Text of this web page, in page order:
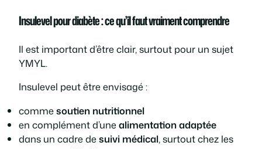
Insulevel pour diabète : ce qu’il faut vraiment comprendre
Il est important d’être clair, surtout pour un sujet
YMYL.
Insulevel peut être envisagé :
commesoutien nutritionnel
en complément d’unealimentation adaptée
dans un cadre desuivi médical, surtout chez les